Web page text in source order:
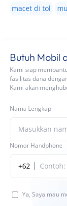
macet di tol
Butuh Mobil
Kami siap
fasilitas dana
Kami akan
Nama Lengkap
Nomor Handphone
+62
Ya, Saya mau